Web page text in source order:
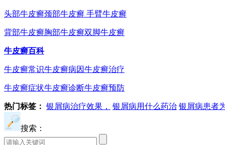
头部牛皮癣颈部牛皮癣 手臂牛皮癣
背部牛皮癣胸部牛皮癣双脚牛皮癣
牛皮癣百科
牛皮癣常识牛皮癣病因牛皮癣治疗
牛皮癣症状牛皮癣诊断牛皮癣预防
热门标签： 银屑病治疗效果， 银屑病用什么药治 银屑病患者
搜索：